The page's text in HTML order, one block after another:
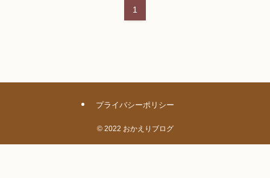
1
プライバシーポリシー
©2022 おかえりブログ